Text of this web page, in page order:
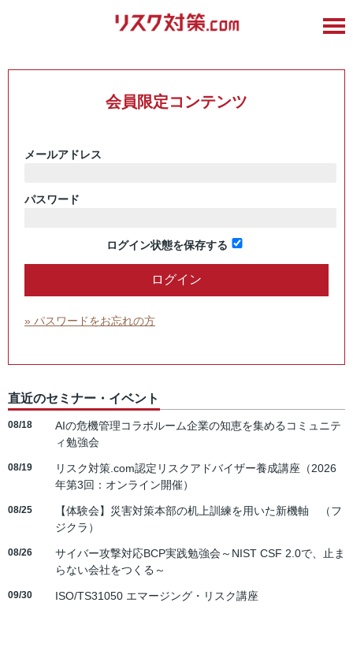
会員限定コンテンツ
メールアドレス
パスワード
ログイン状態を保存する
» パスワードをお忘れの方
直近のセミナー・イベント
08/18
AIの危機管理コラボルーム企業の知恵を集めるコミュニテ
ィ勉強会
08/19
リスク対策.com認定リスクアドバイザー養成講座（2026
年第3回：オンライン開催）
08/25
【体験会】災害対策本部の机上訓練を用いた新機軸 （フ
ジクラ）
08/26
サイバー攻撃対応BCP実践勉強会～NIST CSF 2.0で、止ま
らない会社をつくる～
09/30 ISO/TS31050 エマージング・リスク講座